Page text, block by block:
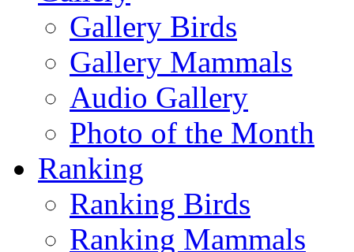
Gallery Birds
Gallery Mammals
Audio Gallery
Photo of the Month
Ranking
Ranking Birds
Ranking Mammals